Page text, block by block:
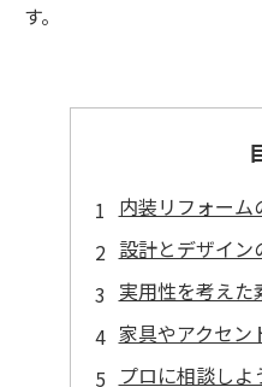
す。
内装リフォーム
設計とデザイン
実用性を考えた
家具やアクセン
プロに相談しよ